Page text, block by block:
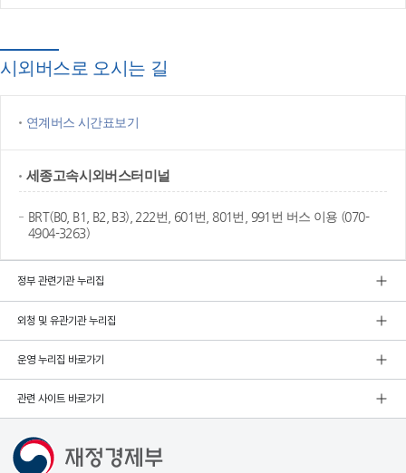
시외버스로 오시는 길
연계버스 시간표보기
세종고속시외버스터미널
BRT(B0, B1, B2, B3), 222번, 601번, 801번, 991번 버스 이용 (070-
4904-3263)
정부 관련기관 누리집
외청 및 유관기관 누리집
운영 누리집 바로가기
관련 사이트 바로가기